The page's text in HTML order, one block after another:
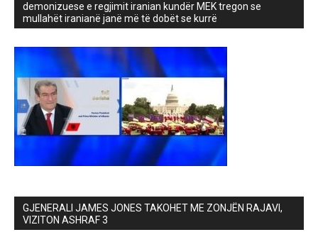
demonizuese e regjimit iranian kundër MEK tregon se
mullahët iranianë janë më të dobët se kurrë
GJENERALI JAMES JONES TAKOHET ME ZONJËN RAJAVI,
VIZITON ASHRAF 3